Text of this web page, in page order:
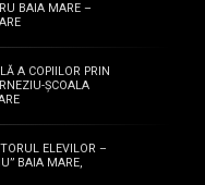
BAIA MARE –
A COPIILOR PRIN
ȘCOALA
ELEVILOR –
BAIA MARE,